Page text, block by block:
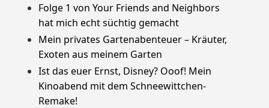
Folge 1 von Your Friends and Neighbors
hat mich echt süchtig gemacht
Mein privates Gartenabenteuer – Kräuter,
Exoten aus meinem Garten
Ist das euer Ernst, Disney? Ooof! Mein
Kinoabend mit dem Schneewittchen-
Remake!